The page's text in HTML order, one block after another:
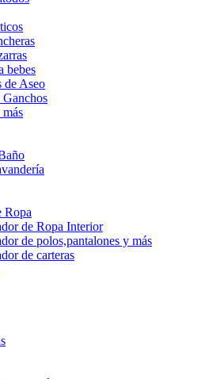
bebes
de Aseo
Ropa
de Ropa Interior
de polos,pantalones y más
de carteras